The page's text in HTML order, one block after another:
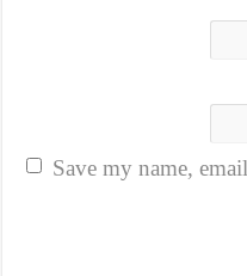
Save my name,